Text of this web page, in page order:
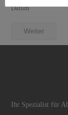
Datum
Weiter
Ihr Spezialist für